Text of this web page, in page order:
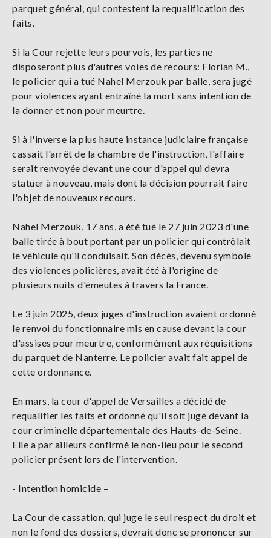
parquet général, qui contestent la requalification des
faits.
Si la Cour rejette leurs pourvois, les parties ne
disposeront plus d'autres voies de recours: Florian M.,
le policier qui a tué Nahel Merzouk par balle, sera jugé
pour violences ayant entraîné la mort sans intention de
la donner et non pour meurtre.
Si à l'inverse la plus haute instance judiciaire française
cassait l'arrêt de la chambre de l'instruction, l'affaire
serait renvoyée devant une cour d'appel qui devra
statuer à nouveau, mais dont la décision pourrait faire
l'objet de nouveaux recours.
Nahel Merzouk, 17 ans, a été tué le 27 juin 2023 d'une
balle tirée à bout portant par un policier qui contrôlait
le véhicule qu'il conduisait. Son décès, devenu symbole
des violences policières, avait été à l'origine de
plusieurs nuits d'émeutes à travers la France.
Le 3 juin 2025, deux juges d'instruction avaient ordonné
le renvoi du fonctionnaire mis en cause devant la cour
d'assises pour meurtre, conformément aux réquisitions
du parquet de Nanterre. Le policier avait fait appel de
cette ordonnance.
En mars, la cour d'appel de Versailles a décidé de
requalifier les faits et ordonné qu'il soit jugé devant la
cour criminelle départementale des Hauts-de-Seine.
Elle a par ailleurs confirmé le non-lieu pour le second
policier présent lors de l'intervention.
- Intention homicide –
La Cour de cassation, qui juge le seul respect du droit et
non le fond des dossiers, devrait donc se prononcer sur